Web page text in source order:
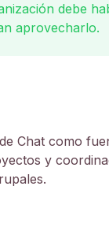
debe
aprovecharlo.
Chat como
y